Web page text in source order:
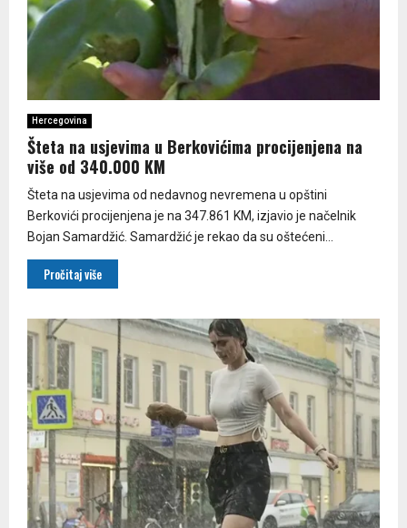
Hercegovina
Šteta na usjevima u Berkovićima procijenjena na
više od 340.000 KM
Šteta na usjevima od nedavnog nevremena u opštini
Berkovići procijenjena je na 347.861 KM, izjavio je načelnik
Bojan Samardžić. Samardžić je rekao da su oštećeni...
Pročitaj više